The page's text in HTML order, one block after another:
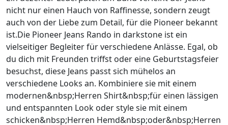
nicht nur einen Hauch von Raffinesse, sondern zeugt
auch von der Liebe zum Detail, für die Pioneer bekannt
ist.Die Pioneer Jeans Rando in darkstone ist ein
vielseitiger Begleiter für verschiedene Anlässe. Egal, ob
du dich mit Freunden triffst oder eine Geburtstagsfeier
besuchst, diese Jeans passt sich mühelos an
verschiedene Looks an. Kombiniere sie mit einem
modernen&nbsp;Herren Shirt&nbsp;für einen lässigen
und entspannten Look oder style sie mit einem
schicken&nbsp;Herren Hemd&nbsp;oder&nbsp;Herren